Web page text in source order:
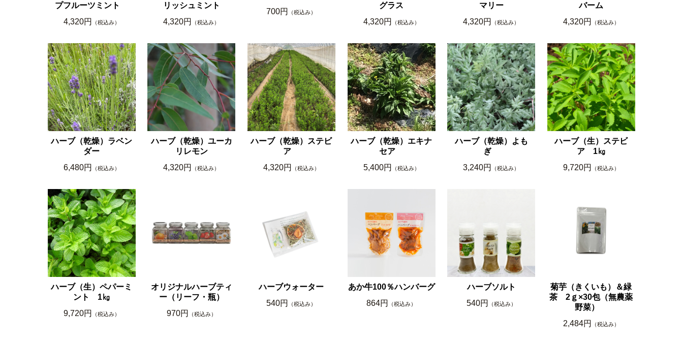
プフルーツミント
4,320円
（税込み）
リッシュミント
4,320円
（税込み）
700円
（税込み）
グラス
4,320円
（税込み）
マリー
4,320円
（税込み）
バーム
4,320円
（税込み）
ハーブ（乾燥）ラベン
ダー
6,480円
（税込み）
ハーブ（乾燥）ユーカ
リレモン
4,320円
（税込み）
ハーブ（乾燥）ステビ
ア
4,320円
（税込み）
ハーブ（乾燥）エキナ
セア
5,400円
（税込み）
ハーブ（乾燥）よも
ぎ
3,240円
（税込み）
ハーブ（生）ステビ
ア 1㎏
9,720円
（税込み）
ハーブ（生）ペパーミ
ント 1㎏
9,720円
（税込み）
オリジナルハーブティ
ー（リーフ・瓶）
970円
（税込み）
ハーブウォーター
540円
（税込み）
あか牛100％ハンバーグ
864円
（税込み）
ハーブソルト
540円
（税込み）
菊芋（きくいも）＆緑
茶 2ｇ×30包（無農薬
野菜）
2,484円
（税込み）